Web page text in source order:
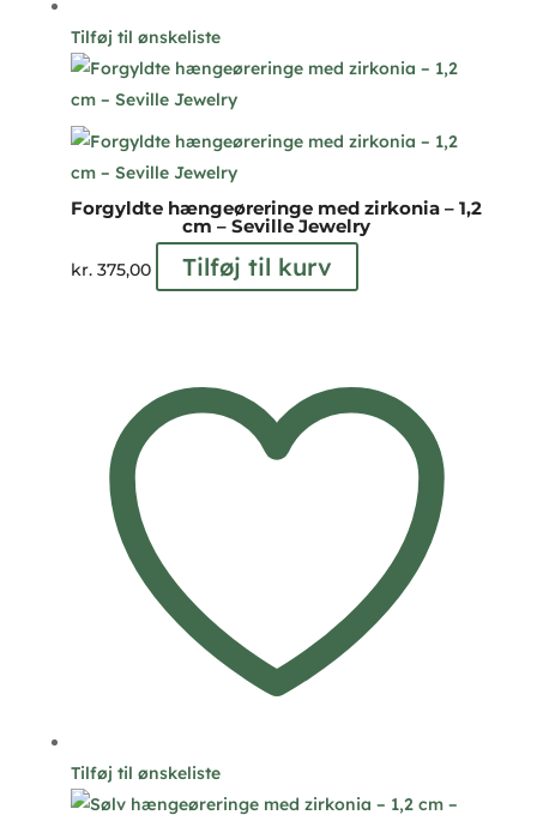
Tilføj til ønskeliste
Forgyldte hængeøreringe med zirkonia – 1,2
cm – Seville Jewelry
kr.375,00 Tilføj til kurv
Tilføj til ønskeliste